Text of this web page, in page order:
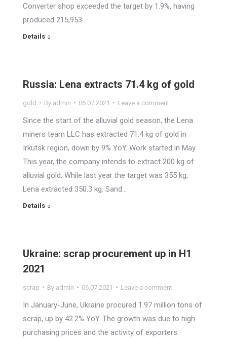
Converter shop exceeded the target by 1.9%, having
produced 215,953…
Details
Russia: Lena extracts 71.4 kg of gold
gold By admin 06.07.2021 Leave a comment
Since the start of the alluvial gold season, the Lena
miners team LLC has extracted 71.4 kg of gold in
Irkutsk region, down by 9% YoY. Work started in May.
This year, the company intends to extract 200 kg of
alluvial gold. While last year the target was 355 kg,
Lena extracted 350.3 kg. Sand…
Details
Ukraine: scrap procurement up in H1
2021
scrap By admin 06.07.2021 Leave a comment
In January-June, Ukraine procured 1.97 million tons of
scrap, up by 42.2% YoY. The growth was due to high
purchasing prices and the activity of exporters.